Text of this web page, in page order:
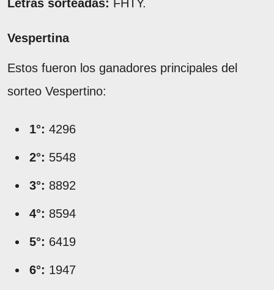
Letras sorteadas: FHTY.
Vespertina
Estos fueron los ganadores principales del
sorteo Vespertino:
1°: 4296
2°: 5548
3°: 8892
4°: 8594
5°: 6419
6°: 1947